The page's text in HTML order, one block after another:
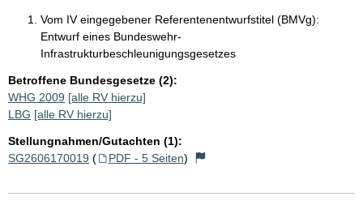
Vom IV eingegebener Referentenentwurfstitel (BMVg):
Entwurf eines Bundeswehr-
Infrastrukturbeschleunigungsgesetzes
Betroffene Bundesgesetze (2):
WHG 2009 [alle RV hierzu]
LBG [alle RV hierzu]
Stellungnahmen/Gutachten (1):
SG2606170019 ( PDF - 5 Seiten)